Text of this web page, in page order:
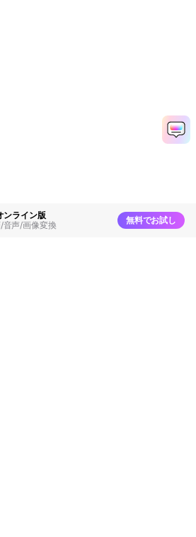
ライン版
音声/画像変換
無料でお試し